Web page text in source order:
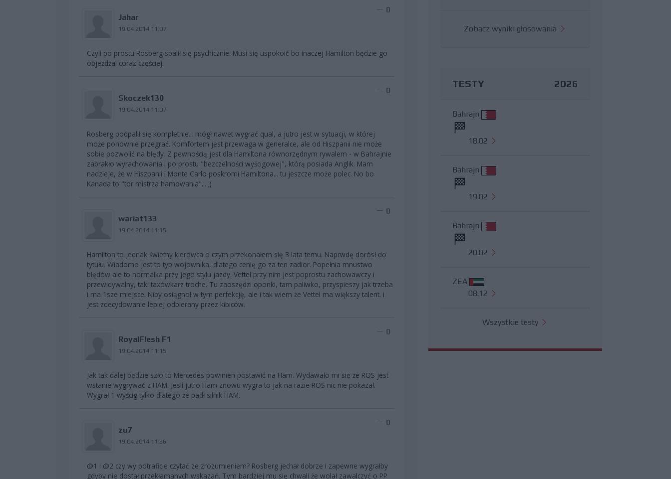
Jahar
19.04.2014 11:07
0
Czyli po prostu Rosberg spalił się psychicznie. Musi się uspokoić bo inaczej Hamilton będzie go
objeżdżal coraz częściej.
Skoczek130
19.04.2014 11:07
0
Rosberg podpalił się kompletnie... mógł nawet wygrać qual, a jutro jest w sytuacji, w której
może ponownie przegrać. Komfortem jest przewaga w generalce, ale od Hiszpanii nie może
sobie pozwolić na błędy. Z pewnością jest dla Hamiltona równorzędnym rywalem - w Bahrajnie
zabrakło wyrachowania i po prostu "bezczelności wyścigowej", którą posiada Anglik. Mam
nadzieje, że w Hiszpanii i Monte Carlo poskromi Hamiltona... tu jeszcze może polec. No bo
Kanada to "tor mistrza hamowania"... ;)
wariat133
19.04.2014 11:15
0
Hamilton to jednak świetny kierowca o czym przekonałem się 3 lata temu. Naprwdę dorósł do
tytułu. Wiadomo jest to typ wojownika, dlatego cenię go za ten zadior. Popełnia mnustwo
błędów ale to normalka przy jego stylu jazdy. Vettel przy nim jest poprostu zachowawczy i
przewidywalny, taki taxówkarz troche. Tu zaoszędzi oponki, tam paliwko, przyspieszy jak trzeba
i ma 1sze miejsce. Niby osiągnoł w tym perfekcję, ale i tak wiem że Vettel ma większy talent. i
jest zdecydowanie lepiej odbierany przez kibiców.
RoyalFlesh F1
19.04.2014 11:15
0
Jak tak dalej będzie szło to Mercedes powinien postawić na Ham. Wydawało mi się że ROS jest
wstanie wygrywać z HAM. Jesli jutro Ham znowu wygra to jak na razie ROS nic nie pokazał.
Wygrał 1 wyścig tylko dlatego że padł silnik HAM.
zu7
19.04.2014 11:36
0
@1 i @2 czy wy potraficie czytać ze zrozumieniem? Rosberg jechał dobrze i zapewne wygrałby
gdyby nie dostał przekłamanych wskazań. Tym bardziej mu się chwali że wolał zawalczyć o PP
Zobacz wyniki głosowania
TESTY 2026
Bahrajn
18.02
Bahrajn
19.02
Bahrajn
20.02
ZEA
08.12
Wszystkie testy